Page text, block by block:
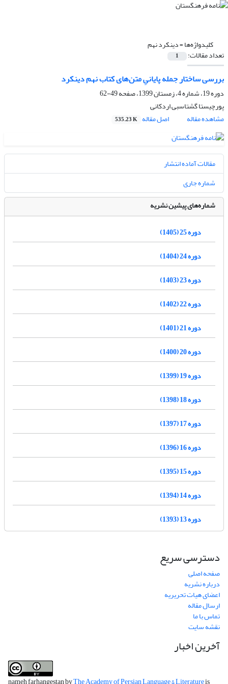
کلیدواژه‌ها =دینکرد نهم
تعداد مقالات: 1
بررسی ساختار جمله پایانیِ متن‌های کتاب نهم دینکرد
دوره 19، شماره 4، زمستان 1399، صفحه
49-62
پورچیستا گشتاسبی اردکانی
مشاهده مقاله
اصل مقاله 535.23 K
مقالات آماده انتشار
شماره جاری
شماره‌های پیشین نشریه
دوره 25 (1405)
دوره 24 (1404)
دوره 23 (1403)
دوره 22 (1402)
دوره 21 (1401)
دوره 20 (1400)
دوره 19 (1399)
دوره 18 (1398)
دوره 17 (1397)
دوره 16 (1396)
دوره 15 (1395)
دوره 14 (1394)
دوره 13 (1393)
دسترسی سریع
صفحه اصلی
درباره نشریه
اعضای هیات تحریریه
ارسال مقاله
تماس با ما
نقشه سایت
آخرین اخبار